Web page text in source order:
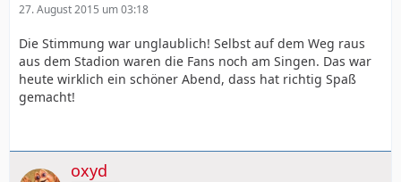
27. August 2015 um 03:18
Die Stimmung war unglaublich! Selbst auf dem Weg raus
aus dem Stadion waren die Fans noch am Singen. Das war
heute wirklich ein schöner Abend, dass hat richtig Spaß
gemacht!
oxyd